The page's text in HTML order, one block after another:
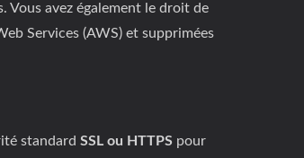
avez également le droit de
Services (AWS) et supprimées
standard SSL ou HTTPS pour